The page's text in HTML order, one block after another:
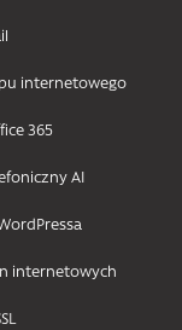
internetowego
365
AI
internetowych